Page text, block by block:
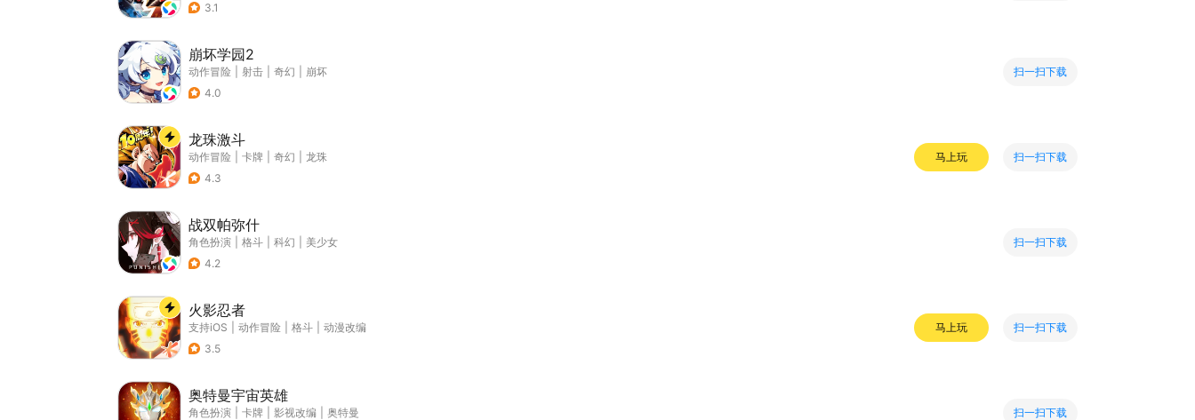
3.1
崩坏学园2
动作冒险 射击 奇幻
崩坏
4.0
扫一扫下载
龙珠激斗
动作冒险 卡牌 奇幻
龙珠
4.3
马上玩 扫一扫下载
战双帕弥什
角色扮演 格斗 科幻
美少女
4.2
扫一扫下载
火影忍者
支持iOS 动作冒险 格斗
动漫改编
3.5
马上玩 扫一扫下载
奥特曼宇宙英雄
角色扮演 卡牌 影视改编
奥特曼
扫一扫下载